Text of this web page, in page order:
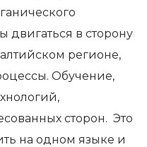
двигаться в сторону
регионе,
Обучение,
сторон. Это
на одном языке и